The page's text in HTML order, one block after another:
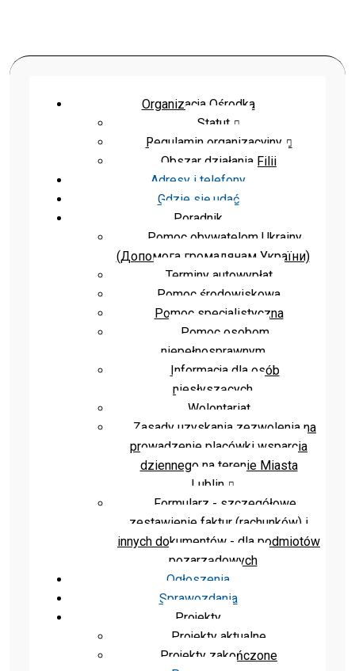
Organizacja Ośrodka
Statut
Regulamin organizacyjny
Obszar działania Filii
Adresy i telefony
Gdzie się udać
Poradnik
Pomoc obywatelom Ukrainy
(Допомога громадянам України)
Terminy autowypłat
Pomoc środowiskowa
Pomoc specjalistyczna
Pomoc osobom
niepełnosprawnym
Informacja dla osób
niesłyszących
Wolontariat
Zasady uzyskania zezwolenia na
prowadzenie placówki wsparcia
dziennego na terenie Miasta
Lublin
Formularz - szczegółowe
zestawienie faktur (rachunków) i
innych dokumentów - dla podmiotów
pozarządowych
Ogłoszenia
Sprawozdania
Projekty
Projekty aktualne
Projekty zakończone